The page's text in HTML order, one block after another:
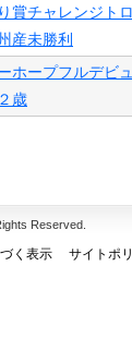
賞チャレンジト
産未勝利
ホープフルデビ
歳
Reserved.
く表示 サイトポ